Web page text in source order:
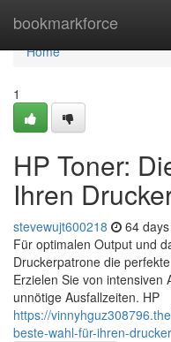
bookmarkforce
Home
Home
1
HP Toner:
Ihren
stevewujt600218 64
Für optimalen Output und
Druckerpatrone die
Erzielen Sie von intensiven
unnötige Ausfallzeiten. HP
https://
beste-wahl-für-ihren-drucker